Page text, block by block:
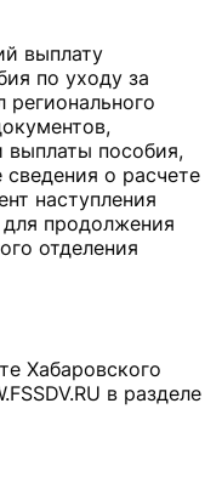
выплату
по уходу за
регионального
выплаты пособия,
о расчете
наступления
продолжения
отделения
Хабаровского
в разделе